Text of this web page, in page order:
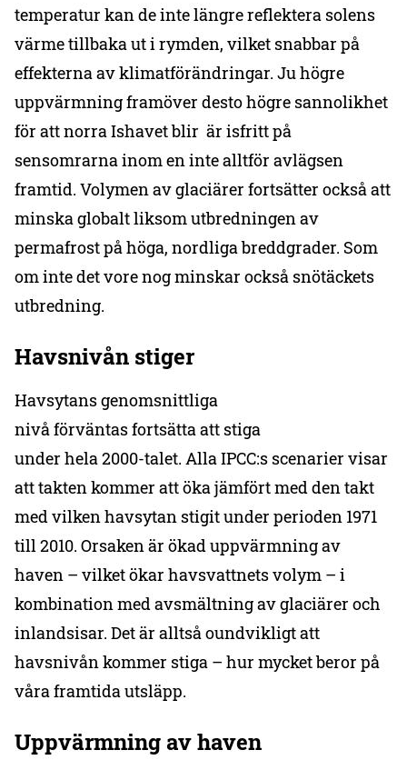
temperatur kan de inte längre reflektera solens
värme tillbaka ut i rymden, vilket snabbar på
effekterna av klimatförändringar. Ju högre
uppvärmning framöver desto högre sannolikhet
för att norra Ishavet blir är isfritt på
sensomrarna inom en inte alltför avlägsen
framtid. Volymen av glaciärer fortsätter också att
minska globalt liksom utbredningen av
permafrost på höga, nordliga breddgrader. Som
om inte det vore nog minskar också snötäckets
utbredning.
Havsnivån stiger
Havsytans genomsnittliga
nivå förväntas fortsätta att stiga
under hela 2000-talet. Alla IPCC:s scenarier visar
att takten kommer att öka jämfört med den takt
med vilken havsytan stigit under perioden 1971
till 2010. Orsaken är ökad uppvärmning av
haven – vilket ökar havsvattnets volym – i
kombination med avsmältning av glaciärer och
inlandsisar. Det är alltså oundvikligt att
havsnivån kommer stiga – hur mycket beror på
våra framtida utsläpp.
Uppvärmning av haven